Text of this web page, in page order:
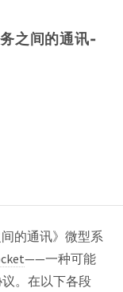
之间的通讯-
的通讯》微型系
——一种可能
。在以下各段